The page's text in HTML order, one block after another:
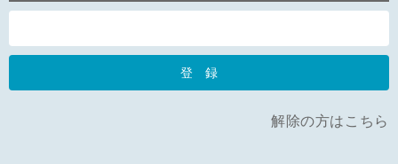
解除の方はこちら